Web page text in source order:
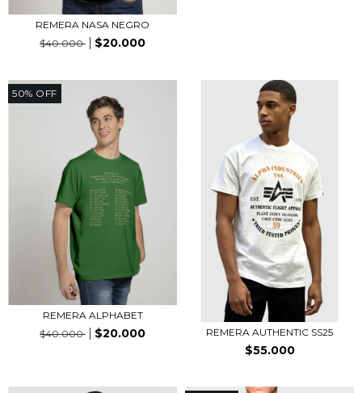
REMERA NASA NEGRO
$40.000
$20.000
50% OFF
REMERA ALPHABET
$40.000
$20.000 REMERA AUTHENTIC SS25
$55.000